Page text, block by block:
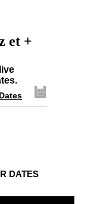
et +
DATES